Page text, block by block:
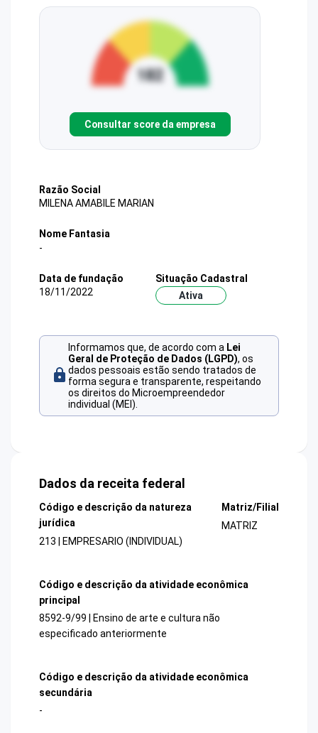
Consultar score da empresa
Razão Social
MILENA AMABILE MARIAN
Nome Fantasia
-
Data de fundação
18/11/2022
Situação Cadastral
Ativa
Informamos que, de acordo com a Lei
Geral de Proteção de Dados (LGPD), os
dados pessoais estão sendo tratados de
forma segura e transparente, respeitando
os direitos do Microempreendedor
individual (MEI).
Dados da receita federal
Código e descrição da natureza
jurídica
213 | EMPRESARIO (INDIVIDUAL)
Matriz/Filial
MATRIZ
Código e descrição da atividade econômica
principal
8592-9/99 | Ensino de arte e cultura não
especificado anteriormente
Código e descrição da atividade econômica
secundária
-